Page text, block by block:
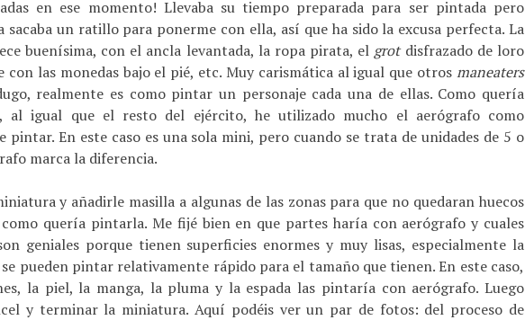
en ese momento! Llevaba su tiempo preparada para ser pintada pero
sacaba un ratillo para ponerme con ella, así que ha sido la excusa perfecta. La
buenísima, con el ancla levantada, la ropa pirata, el grot disfrazado de loro
con las monedas bajo el pié, etc. Muy carismática al igual que otros maneaters
realmente es como pintar un personaje cada una de ellas. Como quería
al igual que el resto del ejército, he utilizado mucho el aerógrafo como
pintar. En este caso es una sola mini, pero cuando se trata de unidades de 5 o
marca la diferencia.
y añadirle masilla a algunas de las zonas para que no quedaran huecos
quería pintarla. Me fijé bien en que partes haría con aerógrafo y cuales
geniales porque tienen superficies enormes y muy lisas, especialmente la
pueden pintar relativamente rápido para el tamaño que tienen. En este caso,
la piel, la manga, la pluma y la espada las pintaría con aerógrafo. Luego
y terminar la miniatura. Aquí podéis ver un par de fotos: del proceso de